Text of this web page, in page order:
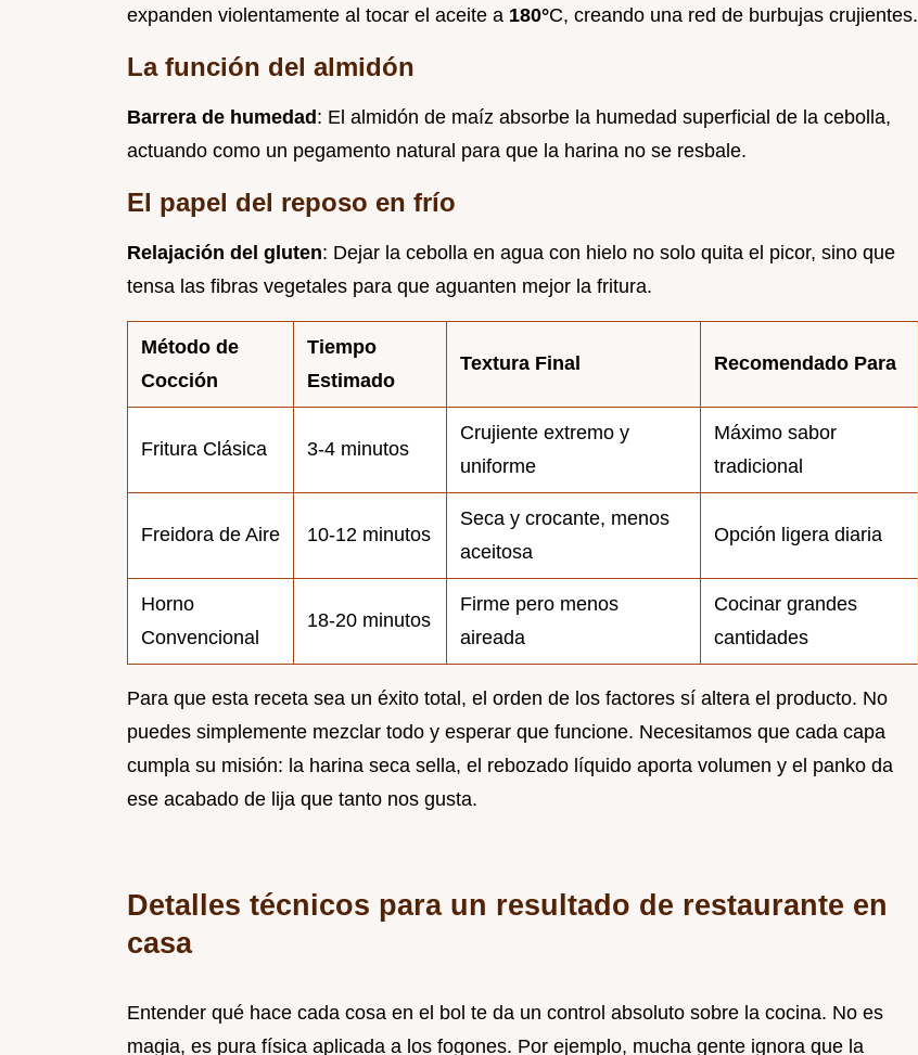
expanden violentamente al tocar el aceite a 180°C, creando una red de burbujas crujientes.
La función del almidón
Barrera de humedad : El almidón de maíz absorbe la humedad superficial de la cebolla,
actuando como un pegamento natural para que la harina no se resbale.
El papel del reposo en frío
Relajación del gluten: Dejar la cebolla en agua con hielo no solo quita el picor, sino que
tensa las fibras vegetales para que aguanten mejor la fritura.
Método de
Cocción
Tiempo
Estimado
Textura Final Recomendado Para
Fritura Clásica 3-4 minutos
Crujiente extremo y
uniforme
Máximo sabor
tradicional
Freidora de Aire 10-12 minutos
Seca y crocante, menos
aceitosa
Opción ligera diaria
Horno
Convencional
18-20 minutos
Firme pero menos
aireada
Cocinar grandes
cantidades
Para que esta receta sea un éxito total, el orden de los factores sí altera el producto. No
puedes simplemente mezclar todo y esperar que funcione. Necesitamos que cada capa
cumpla su misión: la harina seca sella, el rebozado líquido aporta volumen y el panko da
ese acabado de lija que tanto nos gusta.
Detalles técnicos para un resultado de restaurante en
casa
Entender qué hace cada cosa en el bol te da un control absoluto sobre la cocina. No es
magia, es pura física aplicada a los fogones. Por ejemplo, mucha gente ignora que la